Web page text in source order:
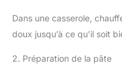
Dans une casserole,
doux jusqu’à ce qu’il soit
2. Préparation de la pâte